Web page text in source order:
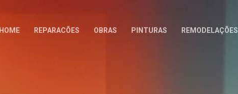
HOME REPARACÕES OBRAS PINTURAS REMODELAÇÕES